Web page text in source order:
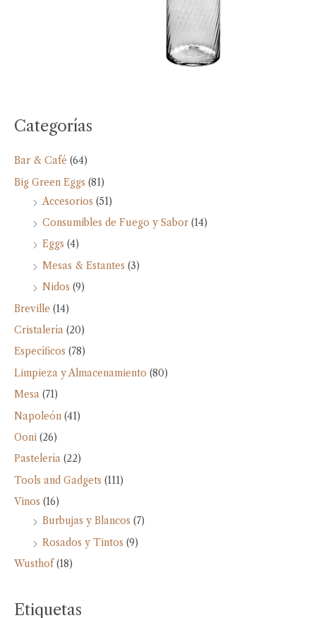
Categorías
Bar & Café (64)
Big Green Eggs (81)
Accesorios (51)
Consumibles de Fuego y Sabor (14)
Eggs (4)
Mesas & Estantes (3)
Nidos (9)
Breville (14)
Cristalería (20)
Específicos (78)
Limpieza y Almacenamiento (80)
Mesa (71)
Napoleón (41)
Ooni (26)
Pastelería (22)
Tools and Gadgets (111)
Vinos (16)
Burbujas y Blancos (7)
Rosados y Tintos (9)
Wusthof (18)
Etiquetas